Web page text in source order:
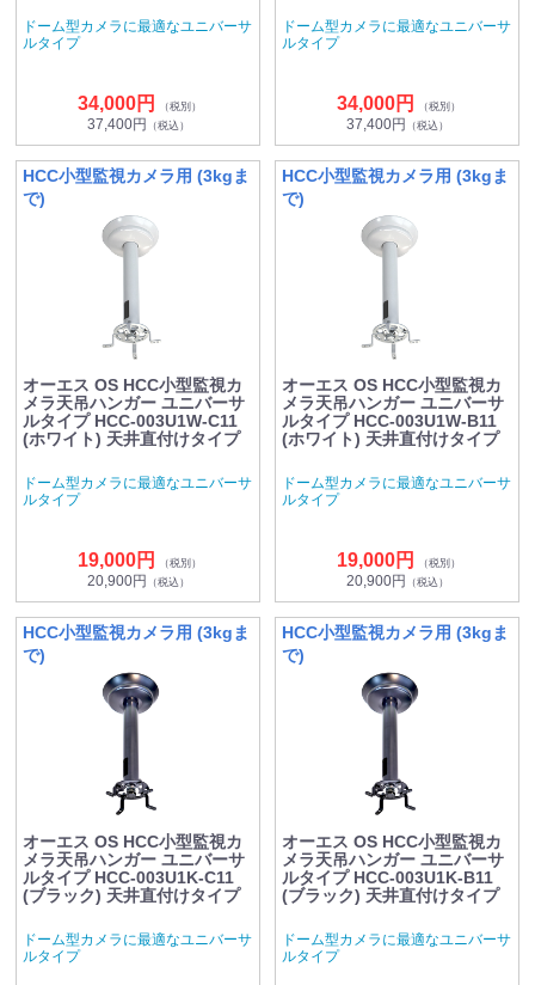
ドーム型カメラに最適なユニバーサ
ルタイプ
34,000円 （税別）
37,400円 （税込）
ドーム型カメラに最適なユニバーサ
ルタイプ
34,000円 （税別）
37,400円 （税込）
HCC小型監視カメラ用 (3kgま
で)
オーエス OS HCC小型監視カ
メラ天吊ハンガー ユニバーサ
ルタイプ HCC-003U1W-C11
(ホワイト) 天井直付けタイプ
ドーム型カメラに最適なユニバーサ
ルタイプ
19,000円 （税別）
20,900円 （税込）
HCC小型監視カメラ用 (3kgま
で)
オーエス OS HCC小型監視カ
メラ天吊ハンガー ユニバーサ
ルタイプ HCC-003U1W-B11
(ホワイト) 天井直付けタイプ
ドーム型カメラに最適なユニバーサ
ルタイプ
19,000円 （税別）
20,900円 （税込）
HCC小型監視カメラ用 (3kgま
で)
オーエス OS HCC小型監視カ
メラ天吊ハンガー ユニバーサ
ルタイプ HCC-003U1K-C11
(ブラック) 天井直付けタイプ
ドーム型カメラに最適なユニバーサ
ルタイプ
HCC小型監視カメラ用 (3kgま
で)
オーエス OS HCC小型監視カ
メラ天吊ハンガー ユニバーサ
ルタイプ HCC-003U1K-B11
(ブラック) 天井直付けタイプ
ドーム型カメラに最適なユニバーサ
ルタイプ